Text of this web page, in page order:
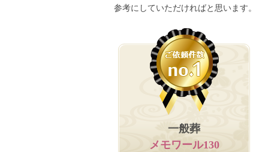
参考にしていただければと思います。
一般葬
メモワール130